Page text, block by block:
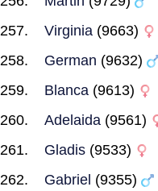
Virginia (9663)
German (9632)
Blanca (9613)
Adelaida (9561)
Gladis (9533)
Gabriel (9355)